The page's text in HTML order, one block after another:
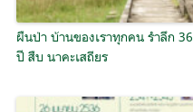
ผืนป่า บ้านของเราทุกคน รำลึก 36
ปี สืบ นาคะเสถียร